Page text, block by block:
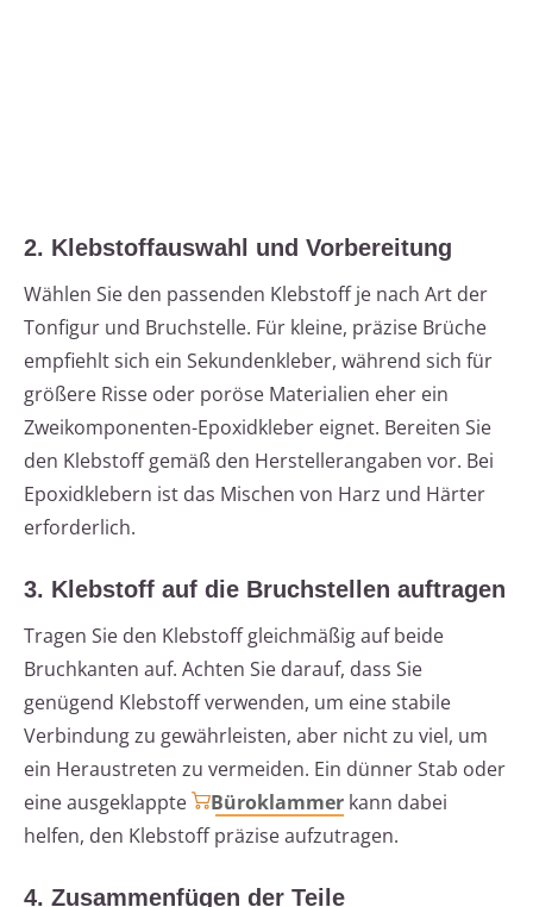
2. Klebstoffauswahl und Vorbereitung
Wählen Sie den passenden Klebstoff je nach Art der
Tonfigur und Bruchstelle. Für kleine, präzise Brüche
empfiehlt sich ein Sekundenkleber, während sich für
größere Risse oder poröse Materialien eher ein
Zweikomponenten-Epoxidkleber eignet. Bereiten Sie
den Klebstoff gemäß den Herstellerangaben vor. Bei
Epoxidklebern ist das Mischen von Harz und Härter
erforderlich.
3. Klebstoff auf die Bruchstellen auftragen
Tragen Sie den Klebstoff gleichmäßig auf beide
Bruchkanten auf. Achten Sie darauf, dass Sie
genügend Klebstoff verwenden, um eine stabile
Verbindung zu gewährleisten, aber nicht zu viel, um
ein Heraustreten zu vermeiden. Ein dünner Stab oder
eine ausgeklappte
Büroklammer kann dabei
helfen, den Klebstoff präzise aufzutragen.
4. Zusammenfügen der Teile